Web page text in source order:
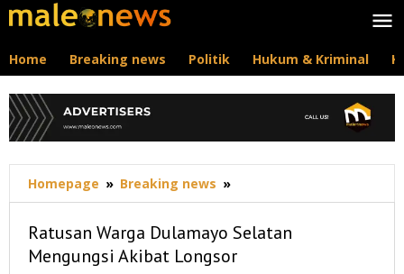
Lewati
ke
Home Breaking news Politik Hukum & Kriminal
Homepage » Breaking news »
Warga
Selatan
Mengungsi
Ratusan Warga Dulamayo Selatan
Mengungsi Akibat Longsor